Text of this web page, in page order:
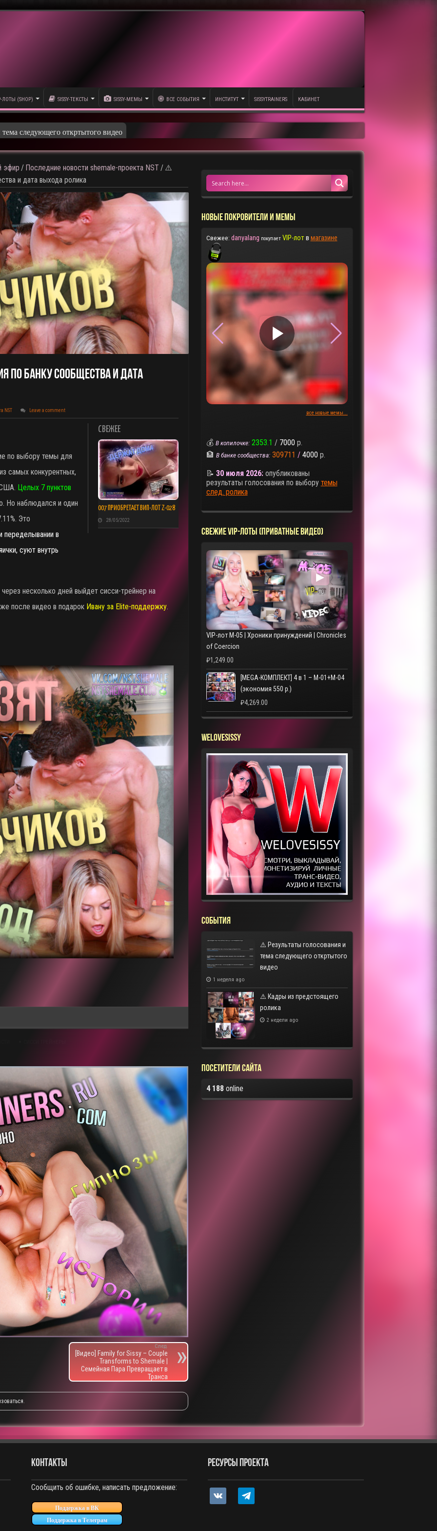
ЛОТЫ (SHOP) SISSY-ТЕКСТЫ SISSY-МЕМЫ ВСЕ СОБЫТИЯ ИНСТИТУТ SISSYTRAINERS КАБИНЕТ
эфир / Последние новости shemale-проекта NST / ⚠️
и дата выхода ролика
По Банку Сообщества И Дата
NST Leave a comment
СВЕЖЕЕ
007 ПРИОБРЕТАЕТ ВИП-ЛОТ Z-028
28/05/2022
по выбору темы для
самых конкурентных,
Целых 7 пунктов
Но наблюдался и один
Это
в
суют внутрь
несколько дней выйдет сисси-трейнер на
после видео в подарок Ивану за Elite-поддержку.
След.
[Видео] Family for Sissy – Couple
Transforms to Shemale |
Семейная Пара Превращает в
Транса
НОВЫЕ ПОКРОВИТЕЛИ И МЕМЫ
Свежее: danyalang покупает VIP-лотв магазине
▶
все новые мемы...
💰 В копилочке: 2353.1 / 7000 р.
🏦 В банке сообщества: 309711 / 4000 р.
📝 30 июля 2026:опубликованы
результаты голосования по выбору темы
след. ролика
СВЕЖИЕ VIP-ЛОТЫ (ПРИВАТНЫЕ ВИДЕО)
▶
VIP-лот M-05 | Хроники принуждений | Chronicles
of Coercion
₽1,249.00
[MEGA-КОМПЛЕКТ] 4 в 1 – M-01+M-04
(экономия 550 р.)
₽4,269.00
WELOVESISSY
СОБЫТИЯ
⚠️ Результаты голосования и
тема следующего откртытого
видео
1 неделя ago
⚠️ Кадры из предстоящего
ролика
2 недели ago
Посетители сайта
4 188online
КОНТАКТЫ
Сообщить об ошибке, написать предложение:
Поддержка в ВК
Поддержка в Телеграм
РЕСУРСЫ ПРОЕКТА
vkontakte telegram